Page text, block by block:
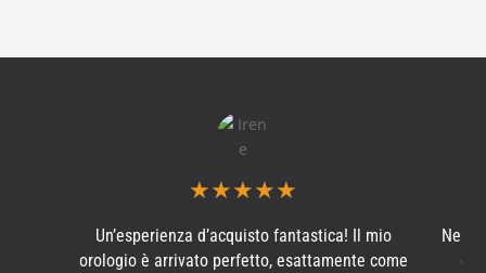
★★★★★
Un’esperienza d’acquisto fantastica! Il mio
orologio è arrivato perfetto, esattamente come
Ne
e